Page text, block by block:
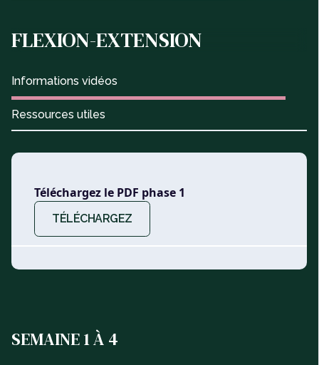
FLEXION-EXTENSION
Informations vidéos
Ressources utiles
Téléchargez le PDF phase 1
TÉLÉCHARGEZ
SEMAINE 1 À 4